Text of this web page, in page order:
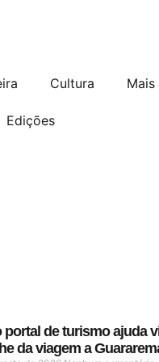
Cultura Mais
Edições
portal de turismo ajuda
da viagem a